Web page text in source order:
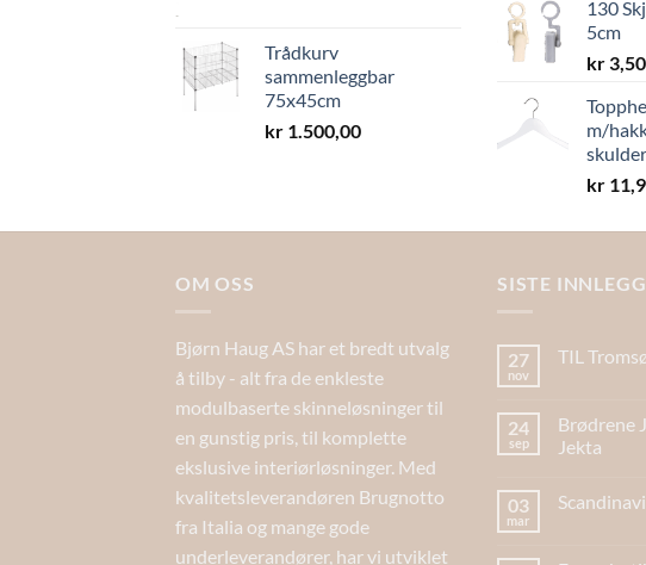
Trådkurv
sammenleggbar
75x45cm
kr 1.500,00
130
5cm
kr 3,50
m/
kr
OM OSS
Bjørn Haug AS har et bredt utvalg
å tilby - alt fra de enkleste
modulbaserte skinneløsninger til
en gunstig pris, til komplette
ekslusive interiørløsninger. Med
kvalitetsleverandøren Brugnotto
fra Italia og mange gode
underleverandører, har vi utviklet
SISTE INNLEGG
27
nov
TIL
24
sep
Brødrene
Jekta
03
mar